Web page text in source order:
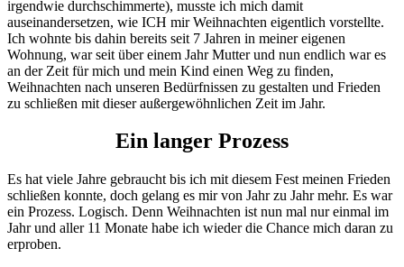
irgendwie durchschimmerte), musste ich mich damit
auseinandersetzen, wie ICH mir Weihnachten eigentlich vorstellte.
Ich wohnte bis dahin bereits seit 7 Jahren in meiner eigenen
Wohnung, war seit über einem Jahr Mutter und nun endlich war es
an der Zeit für mich und mein Kind einen Weg zu finden,
Weihnachten nach unseren Bedürfnissen zu gestalten und Frieden
zu schließen mit dieser außergewöhnlichen Zeit im Jahr.
Ein langer Prozess
Es hat viele Jahre gebraucht bis ich mit diesem Fest meinen Frieden
schließen konnte, doch gelang es mir von Jahr zu Jahr mehr. Es war
ein Prozess. Logisch. Denn Weihnachten ist nun mal nur einmal im
Jahr und aller 11 Monate habe ich wieder die Chance mich daran zu
erproben.